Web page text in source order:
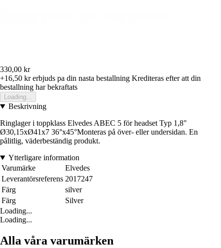
330,00 kr
+16,50 krerbjuds pa din nasta bestallning Krediteras efter att din
bestallning har bekraftats
Loading...
Beskrivning
Ringlager i toppklass Elvedes ABEC 5 för headset Typ 1,8"
Ø30,15xØ41x7 36°x45°Monteras på över- eller undersidan. En
pålitlig, väderbeständig produkt.
Ytterligare information
Varumärke
Elvedes
Leverantörsreferens 2017247
Färg
silver
Färg
Silver
Loading...
Loading...
Alla våra varumärken